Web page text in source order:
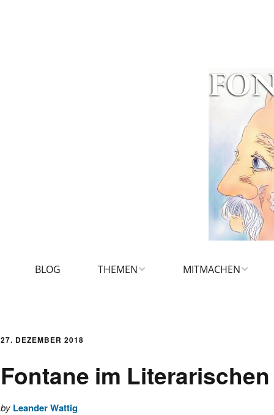
BLOG THEMEN
FONTANE 2.0.0
MITMACHEN
27. DEZEMBER 2018
Fontane im
by Leander Wattig